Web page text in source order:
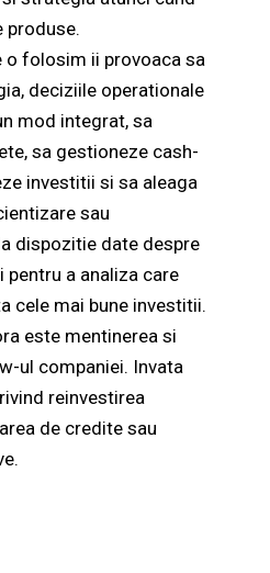
produse.
o folosim ii provoaca sa
deciziile operationale
mod integrat, sa
sa gestioneze cash-
investitii si sa aleaga
sau
dispozitie date despre
pentru a analiza care
cele mai bune investitii.
este mentinerea si
ul companiei. Invata
reinvestirea
de credite sau